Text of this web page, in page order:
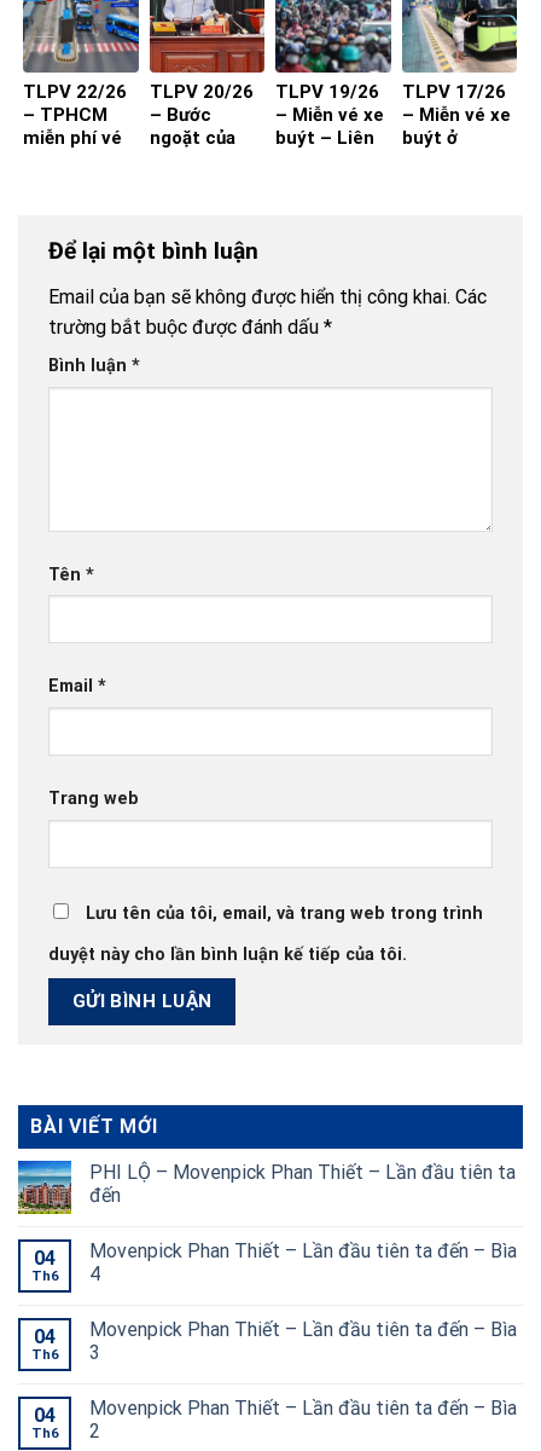
TLPV 22/26
– TPHCM
miễn phí vé
buýt đột
TLPV 20/26
– Bước
ngoặt của
TLPV 19/26
– Miễn vé xe
buýt – Liên
TLPV 17/26
– Miễn vé xe
buýt ở
Để lại một bình luận
Email của bạn sẽ không được hiển thị công khai. Các
trường bắt buộc được đánh dấu *
Bình luận *
Tên *
Email *
Trang web
Lưu tên của tôi, email, và trang web trong trình
duyệt này cho lần bình luận kế tiếp của tôi.
BÀI VIẾT MỚI
PHI LỘ – Movenpick Phan Thiết – Lần đầu tiên ta
đến
04
Th6
Movenpick Phan Thiết – Lần đầu tiên ta đến – Bìa
4
04
Th6
Movenpick Phan Thiết – Lần đầu tiên ta đến – Bìa
3
04
Th6
Movenpick Phan Thiết – Lần đầu tiên ta đến – Bìa
2